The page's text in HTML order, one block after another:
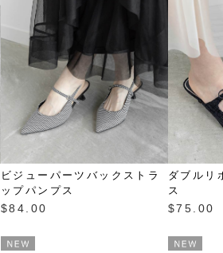
ビジューパーツバックストラ
ップパンプス
$‌84.00
ダブルリ
ス
$‌75.00